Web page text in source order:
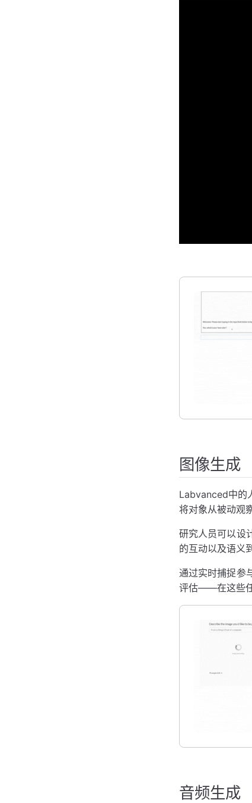
图像生成
Labvanced中的
将对象从被动观
研究人员可以设
的互动以及语义
通过实时捕捉参
评估——在这些任
音频生成